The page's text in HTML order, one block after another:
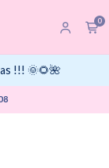
0
!!! 🌞🌻🌺